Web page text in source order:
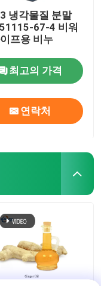
냉각물질 분말
67-4 비워
프용 비누
최고의 가격
연락처